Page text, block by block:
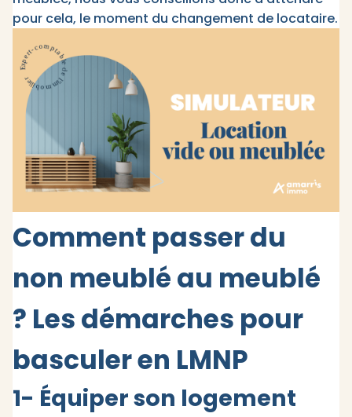
pour cela, le moment du changement de locataire.
Comment passer du
non meublé au meublé
? Les démarches pour
basculer en LMNP
1- Équiper son logement